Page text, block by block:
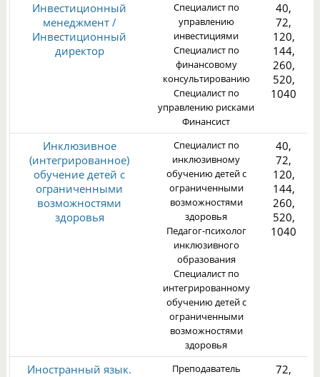
Инвестиционный
менеджмент /
Инвестиционный
директор
Специалист по
управлению
инвестициями
Специалист по
финансовому
консультированию
Специалист по
управлению рисками
Финансист
40,
72,
120,
144,
260,
520,
1040
Инклюзивное
(интегрированное)
обучение детей с
ограниченными
возможностями
здоровья
Специалист по
инклюзивному
обучению детей с
ограниченными
возможностями
здоровья
Педагог-психолог
инклюзивного
образования
Специалист по
интегрированному
обучению детей с
ограниченными
возможностями
здоровья
40,
72,
120,
144,
260,
520,
1040
Иностранный язык.
Преподаватель
72,